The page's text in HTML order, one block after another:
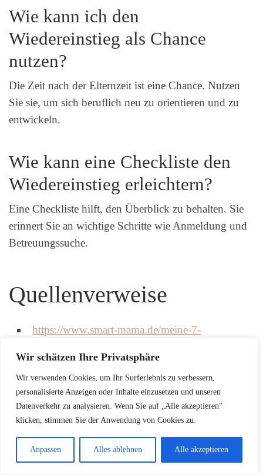
Wir schätzen Ihre Privatsphäre
Wir verwenden Cookies, um Ihr Surferlebnis zu verbessern,
personalisierte Anzeigen oder Inhalte einzusetzen und unseren
Datenverkehr zu analysieren. Wenn Sie auf „Alle akzeptieren"
klicken, stimmen Sie der Anwendung von Cookies zu.
Anpassen Alles ablehnen Alle akzeptieren
Wie kann ich den
Wiedereinstieg als Chance
nutzen?
Die Zeit nach der Elternzeit ist eine Chance. Nutzen
Sie sie, um sich beruflich neu zu orientieren und zu
entwickeln.
Wie kann eine Checkliste den
Wiedereinstieg erleichtern?
Eine Checkliste hilft, den Überblick zu behalten. Sie
erinnert Sie an wichtige Schritte wie Anmeldung und
Betreuungssuche.
Quellenverweise
https://www.smart-mama.de/meine-7-
wiedereinstieg-nach-der-elternzeit/
https://www.aok.de/pk/magazin/familie/eltern/ti
pps-fuer-den-wiedereinstieg-nach-der-elternzeit/
https://www.workwise.io/karriereguide/arbeitsall
tag/wiedereinstieg-nach-elternzeit